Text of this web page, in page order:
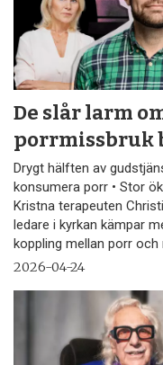
De slår larm
porrmissbruk
Drygt hälften av
konsumera porr • Stor
Kristna terapeuten
ledare i kyrkan kämpar
koppling mellan porr och
2026-04-24